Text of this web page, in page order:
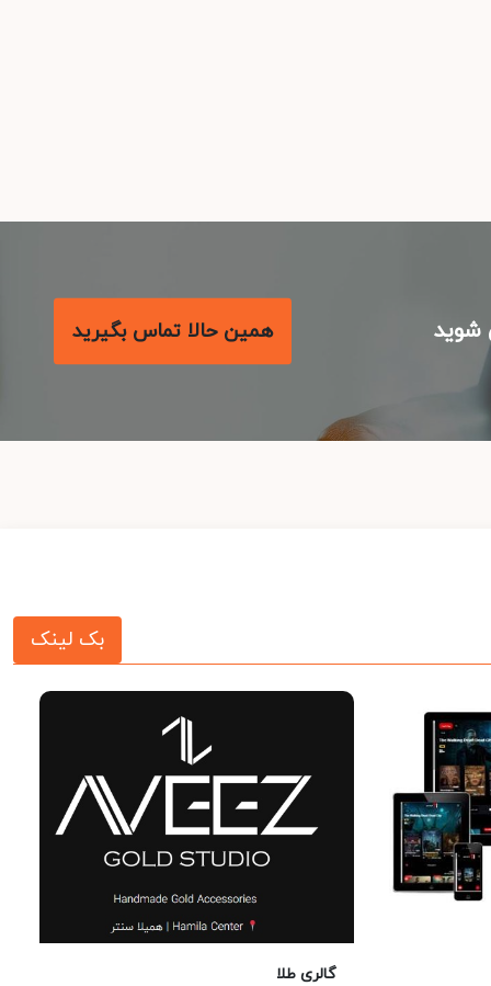
همین حالا تماس بگیرید
بک لینک
گالری طلا